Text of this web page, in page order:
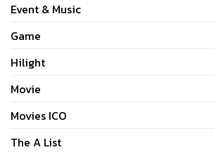
Event & Music
Game
Hilight
Movie
Movies ICO
The A List